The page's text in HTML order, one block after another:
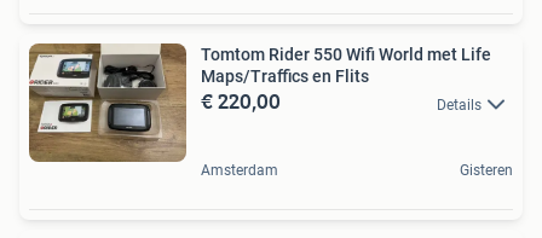
Tomtom Rider 550 Wifi World met Life
Maps/Traffics en Flits
€ 220,00 Details
Amsterdam Gisteren